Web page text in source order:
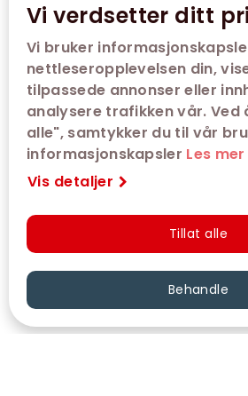
Vi verdsetter ditt
Vi bruker
nettleseropplevelsen din,
tilpassede annonser eller
analysere trafikken vår. Ved
alle", samtykker du til vår
informasjonskapsler Les mer
Vis detaljer
Tillat alle
Behandle